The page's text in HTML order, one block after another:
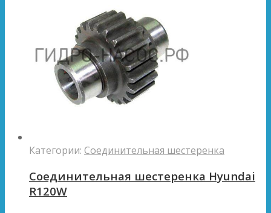
Категории: Соединительная шестеренка
Соединительная шестеренка Hyundai
R120W